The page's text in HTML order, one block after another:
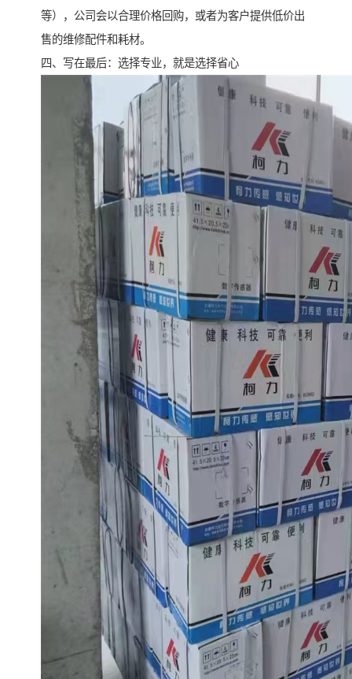
等），公司会以合理价格回购，或者为客户提供低价出
售的维修配件和耗材。
四、写在最后：选择专业，就是选择省心